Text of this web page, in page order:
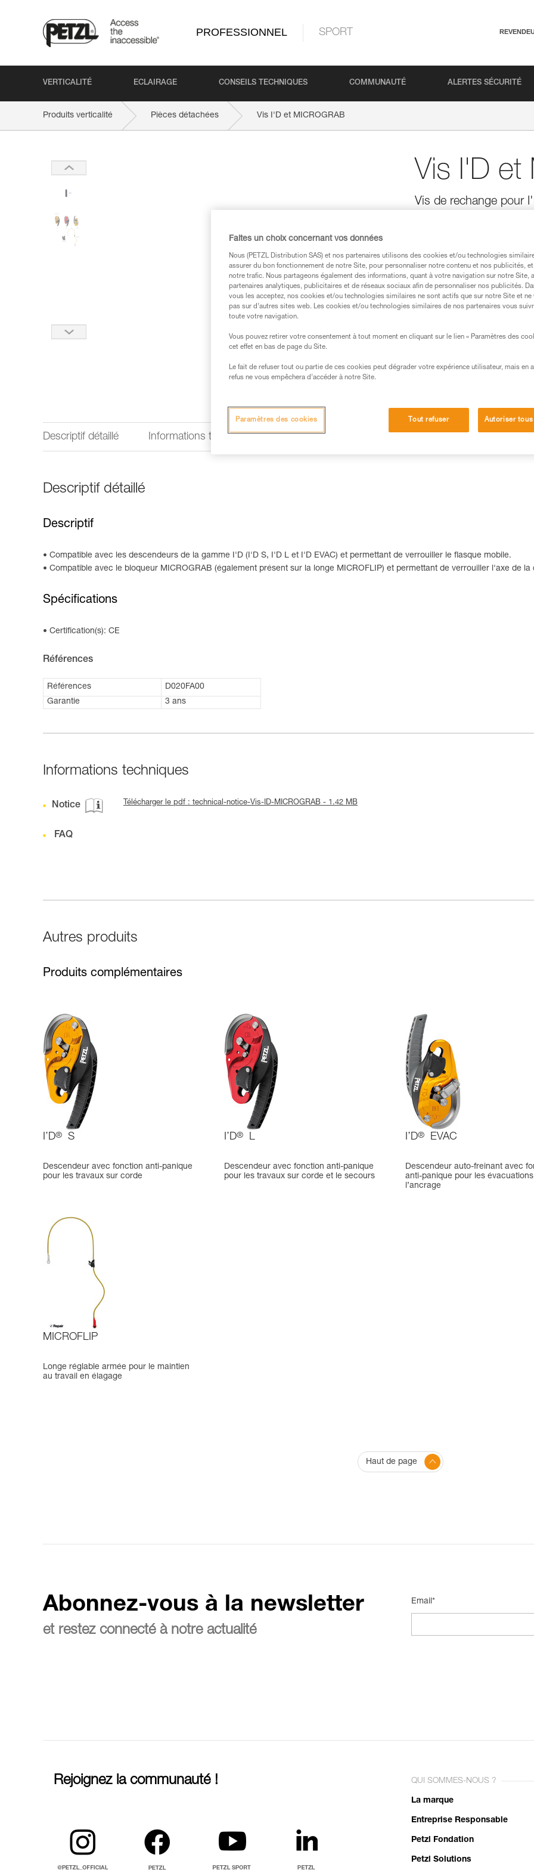
PROFESSIONNEL SPORT
VERTICALITÉ ECLAIRAGE CONSEILS TECHNIQUES COMMUNAUTÉ ALERTES SÉCURITÉ
Produits verticalité Pièces détachées Vis I'D et MICROGRAB
Vis I'D et
Vis de rechange pour
Vis de rechange pour les
Trouvez un revendeur
Descriptif détaillé Informations techniques Autres produits
Descriptif détaillé
Descriptif
Compatible avec les descendeurs de la gamme I'D (I'D S, I'D L et I'D EVAC) et permettant de verrouiller le flasque mobile.
Compatible avec le bloqueur MICROGRAB (également présent sur la longe MICROFLIP) et permettant de verrouiller l'axe de la
Spécifications
Certification(s): CE
Références
Références
D020FA00
Garantie
3 ans
Informations techniques
Notice Télécharger le pdf : technical-notice-Vis-ID-MICROGRAB - 1.42 MB
FAQ
Autres produits
Produits complémentaires
I’D® S
Descendeur avec fonction anti-panique
pour les travaux sur corde
I’D® L
Descendeur avec fonction anti-panique
pour les travaux sur corde et le secours
I’D® EVAC
Descendeur auto-freinant avec
anti-panique pour les
l’ancrage
MICROFLIP
Longe réglable armée pour le maintien
au travail en élagage
Haut de page
Abonnez-vous à la newsletter
et restez connecté à notre actualité
Email*
Rejoignez la communauté ! QUI SOMMES-NOUS ?
La marque
Entreprise Responsable
Petzl Fondation
Petzl Solutions
Faites un choix concernant vos données
Nous (PETZL Distribution SAS) et nos partenaires utilisons des cookies et/ou technologies
assurer du bon fonctionnement de notre Site, pour personnaliser notre contenu et nos publicités,
notre trafic. Nous partageons également des informations, quant à votre navigation sur notre Site,
partenaires analytiques, publicitaires et de réseaux sociaux afin de personnaliser nos publicités.
vous les acceptez, nos cookies et/ou technologies similaires ne sont actifs que sur notre Site et ne
pas sur d’autres sites web. Les cookies et/ou technologies similaires de nos partenaires vous
toute votre navigation.
Vous pouvez retirer votre consentement à tout moment en cliquant sur le lien « Paramètres des
cet effet en bas de page du Site.
Le fait de refuser tout ou partie de ces cookies peut dégrader votre expérience utilisateur, mais en
refus ne vous empêchera d’accéder à notre Site.
Tout refuser Autoriser
Paramètres des cookies